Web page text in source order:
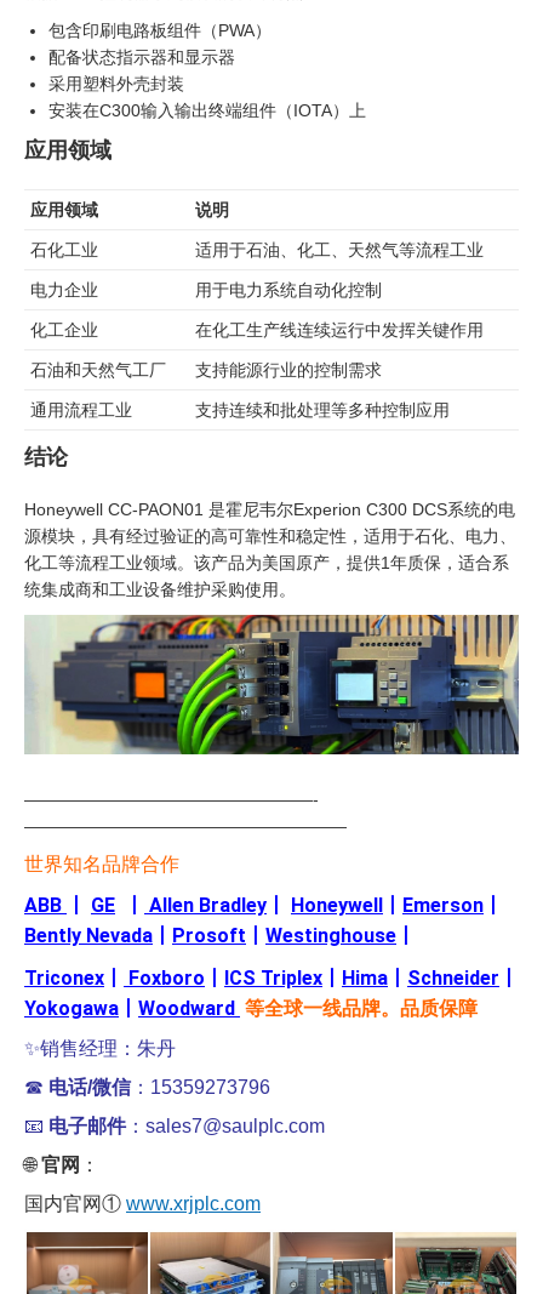
包含印刷电路板组件（PWA）
配备状态指示器和显示器
采用塑料外壳封装
安装在C300输入输出终端组件（IOTA）上
应用领域
应用领域 说明
石化工业 适用于石油、化工、天然气等流程工业
电力企业 用于电力系统自动化控制
化工企业 在化工生产线连续运行中发挥关键作用
石油和天然气工厂 支持能源行业的控制需求
通用流程工业 支持连续和批处理等多种控制应用
结论
Honeywell CC-PAON01 是霍尼韦尔Experion C300 DCS系统的电
源模块，具有经过验证的高可靠性和稳定性，适用于石化、电力、
化工等流程工业领域。该产品为美国原产，提供1年质保，适合系
统集成商和工业设备维护采购使用。
—————————————————-
———————————————————
世界知名品牌合作
ABB GE Allen Bradley Honeywell Emerson
Bently Nevada
Prosoft Westinghouse
Triconex
Foxboro ICS Triplex Hima Schneider
Yokogawa
Woodward 等全球一线品牌。品质保障
✨销售经理：朱丹
☎ 电话/微信：15359273796
📧 电子邮件：sales7@saulplc.com
🌐官网 ：
国内官网① www.xrjplc.com